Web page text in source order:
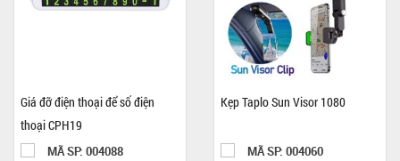
Giá đỡ điện thoại để số điện
thoại CPH19
MÃ SP: 004088
Kẹp Taplo Sun Visor 1080
MÃ SP: 004060